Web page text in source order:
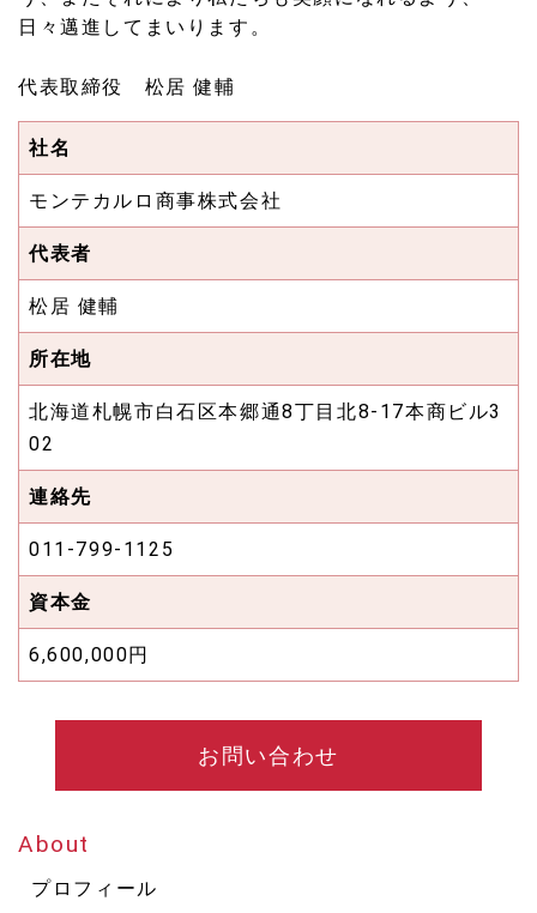
日々邁進してまいります。
代表取締役 松居 健輔
社名
モンテカルロ商事株式会社
代表者
松居 健輔
所在地
北海道札幌市白石区本郷通8丁目北8-17本商ビル3
02
連絡先
011-799-1125
資本金
6,600,000円
お問い合わせ
About
プロフィール